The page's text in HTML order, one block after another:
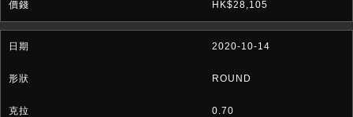
HK$28,105
2020-10-14
ROUND
0.70